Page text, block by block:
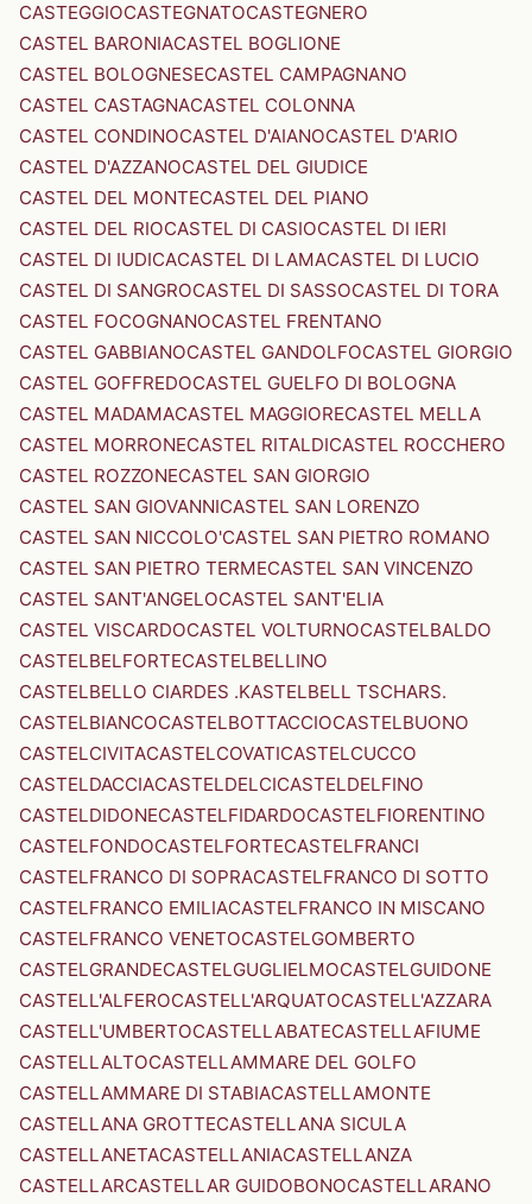
CASTEGGIOCASTEGNATOCASTEGNERO
CASTEL BARONIACASTEL BOGLIONE
CASTEL BOLOGNESECASTEL CAMPAGNANO
CASTEL CASTAGNACASTEL COLONNA
CASTEL CONDINOCASTEL D'AIANOCASTEL D'ARIO
CASTEL D'AZZANOCASTEL DEL GIUDICE
CASTEL DEL MONTECASTEL DEL PIANO
CASTEL DEL RIOCASTEL DI CASIOCASTEL DI IERI
CASTEL DI IUDICACASTEL DI LAMACASTEL DI LUCIO
CASTEL DI SANGROCASTEL DI SASSOCASTEL DI TORA
CASTEL FOCOGNANOCASTEL FRENTANO
CASTEL GABBIANOCASTEL GANDOLFOCASTEL GIORGIO
CASTEL GOFFREDOCASTEL GUELFO DI BOLOGNA
CASTEL MADAMACASTEL MAGGIORECASTEL MELLA
CASTEL MORRONECASTEL RITALDICASTEL ROCCHERO
CASTEL ROZZONECASTEL SAN GIORGIO
CASTEL SAN GIOVANNICASTEL SAN LORENZO
CASTEL SAN NICCOLO'CASTEL SAN PIETRO ROMANO
CASTEL SAN PIETRO TERMECASTEL SAN VINCENZO
CASTEL SANT'ANGELOCASTEL SANT'ELIA
CASTEL VISCARDOCASTEL VOLTURNOCASTELBALDO
CASTELBELFORTECASTELBELLINO
CASTELBELLO CIARDES .KASTELBELL TSCHARS.
CASTELBIANCOCASTELBOTTACCIOCASTELBUONO
CASTELCIVITACASTELCOVATICASTELCUCCO
CASTELDACCIACASTELDELCICASTELDELFINO
CASTELDIDONECASTELFIDARDOCASTELFIORENTINO
CASTELFONDOCASTELFORTECASTELFRANCI
CASTELFRANCO DI SOPRACASTELFRANCO DI SOTTO
CASTELFRANCO EMILIACASTELFRANCO IN MISCANO
CASTELFRANCO VENETOCASTELGOMBERTO
CASTELGRANDECASTELGUGLIELMOCASTELGUIDONE
CASTELL'ALFEROCASTELL'ARQUATOCASTELL'AZZARA
CASTELL'UMBERTOCASTELLABATECASTELLAFIUME
CASTELLALTOCASTELLAMMARE DEL GOLFO
CASTELLAMMARE DI STABIACASTELLAMONTE
CASTELLANA GROTTECASTELLANA SICULA
CASTELLANETACASTELLANIACASTELLANZA
CASTELLARCASTELLAR GUIDOBONOCASTELLARANO